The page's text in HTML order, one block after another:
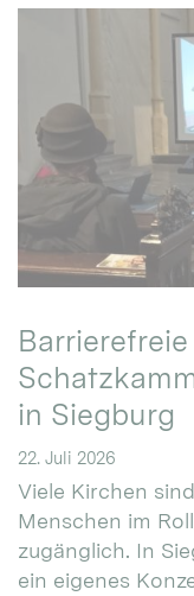
in Siegburg
22. Juli 2026
Viele Kirchen
Menschen im
zugänglich. In
ein eigenes